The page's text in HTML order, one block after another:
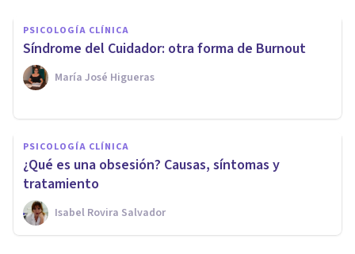
PSICOLOGÍA CLÍNICA
​Síndrome del Cuidador: otra forma de Burnout
María José Higueras
PSICOLOGÍA CLÍNICA
¿Qué es una obsesión? Causas, síntomas y
tratamiento
Isabel Rovira Salvador
​Psicólogos low cost: terapeutas
a bajo coste, una nueva y
preocupante moda
Francis Castel